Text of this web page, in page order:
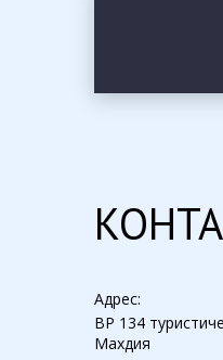
Адрес:
BP 134
Махдия